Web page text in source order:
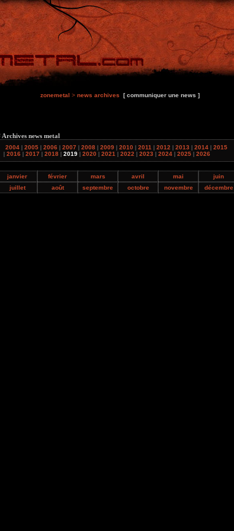
zonemetal > news archives [ communiquer une news ]
Archives news metal
2004 | 2005 | 2006 | 2007 | 2008 | 2009 | 2010 | 2011 | 2012 | 2013 | 2014 | 2015
| 2016 | 2017 | 2018 | 2019 | 2020 | 2021 | 2022 | 2023 | 2024 | 2025 | 2026
janvier février mars avril mai
juin
juillet
août septembre octobre novembre décembre